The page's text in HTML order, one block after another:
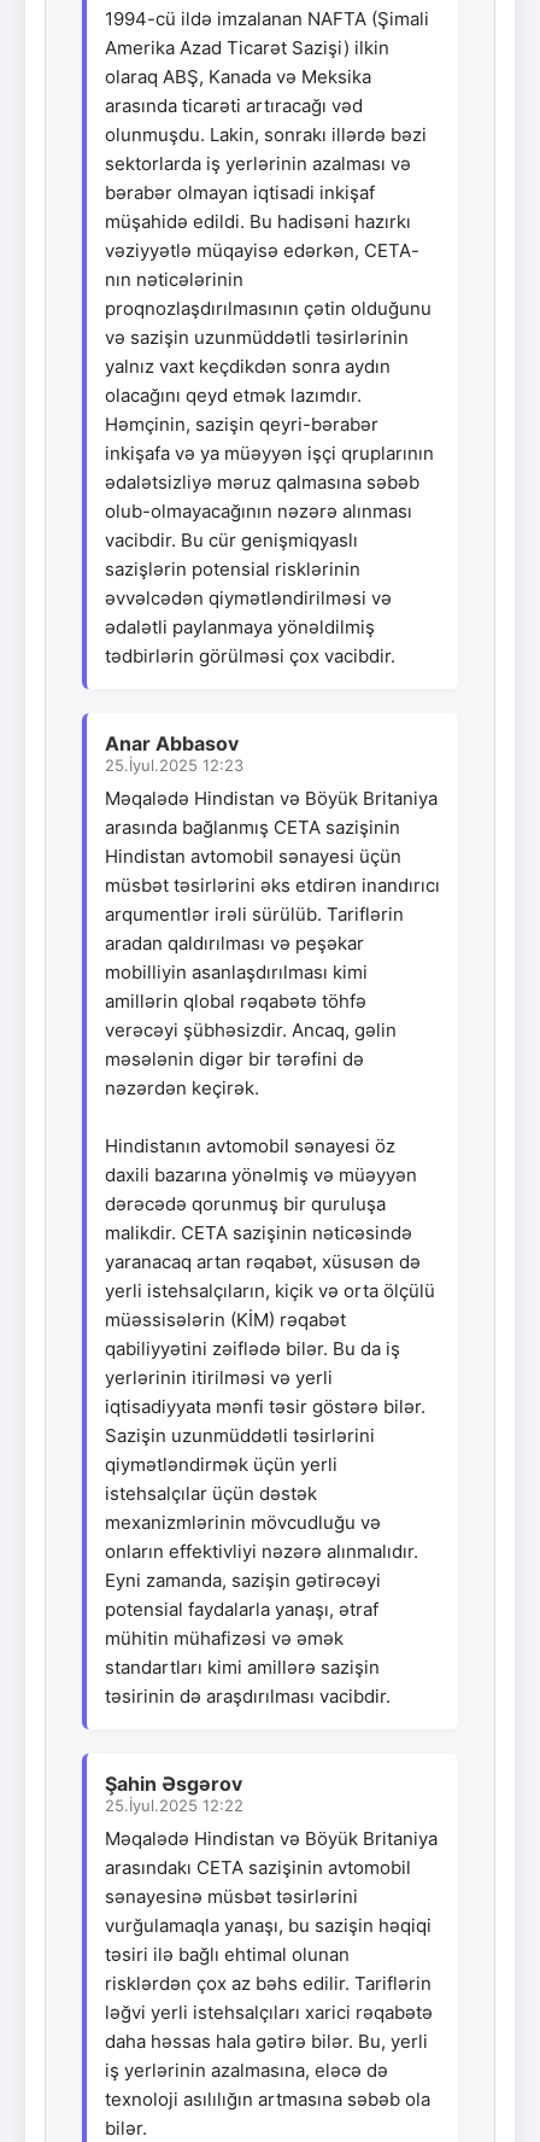
1994-cü ildə imzalanan NAFTA (Şimali
Amerika Azad Ticarət Sazişi) ilkin
olaraq ABŞ, Kanada və Meksika
arasında ticarəti artıracağı vəd
olunmuşdu. Lakin, sonrakı illərdə bəzi
sektorlarda iş yerlərinin azalması və
bərabər olmayan iqtisadi inkişaf
müşahidə edildi. Bu hadisəni hazırkı
vəziyyətlə müqayisə edərkən, CETA-
nın nəticələrinin
proqnozlaşdırılmasının çətin olduğunu
və sazişin uzunmüddətli təsirlərinin
yalnız vaxt keçdikdən sonra aydın
olacağını qeyd etmək lazımdır.
Həmçinin, sazişin qeyri-bərabər
inkişafa və ya müəyyən işçi qruplarının
ədalətsizliyə məruz qalmasına səbəb
olub-olmayacağının nəzərə alınması
vacibdir. Bu cür genişmiqyaslı
sazişlərin potensial risklərinin
əvvəlcədən qiymətləndirilməsi və
ədalətli paylanmaya yönəldilmiş
tədbirlərin görülməsi çox vacibdir.
Anar Abbasov
25.İyul.2025 12:23
Məqalədə Hindistan və Böyük Britaniya
arasında bağlanmış CETA sazişinin
Hindistan avtomobil sənayesi üçün
müsbət təsirlərini əks etdirən inandırıcı
arqumentlər irəli sürülüb. Tariflərin
aradan qaldırılması və peşəkar
mobilliyin asanlaşdırılması kimi
amillərin qlobal rəqabətə töhfə
verəcəyi şübhəsizdir. Ancaq, gəlin
məsələnin digər bir tərəfini də
nəzərdən keçirək.
Hindistanın avtomobil sənayesi öz
daxili bazarına yönəlmiş və müəyyən
dərəcədə qorunmuş bir quruluşa
malikdir. CETA sazişinin nəticəsində
yaranacaq artan rəqabət, xüsusən də
yerli istehsalçıların, kiçik və orta ölçülü
müəssisələrin (KİM) rəqabət
qabiliyyətini zəiflədə bilər. Bu da iş
yerlərinin itirilməsi və yerli
iqtisadiyyata mənfi təsir göstərə bilər.
Sazişin uzunmüddətli təsirlərini
qiymətləndirmək üçün yerli
istehsalçılar üçün dəstək
mexanizmlərinin mövcudluğu və
onların effektivliyi nəzərə alınmalıdır.
Eyni zamanda, sazişin gətirəcəyi
potensial faydalarla yanaşı, ətraf
mühitin mühafizəsi və əmək
standartları kimi amillərə sazişin
təsirinin də araşdırılması vacibdir.
Şahin Əsgərov
25.İyul.2025 12:22
Məqalədə Hindistan və Böyük Britaniya
arasındakı CETA sazişinin avtomobil
sənayesinə müsbət təsirlərini
vurğulamaqla yanaşı, bu sazişin həqiqi
təsiri ilə bağlı ehtimal olunan
risklərdən çox az bəhs edilir. Tariflərin
ləğvi yerli istehsalçıları xarici rəqabətə
daha həssas hala gətirə bilər. Bu, yerli
iş yerlərinin azalmasına, eləcə də
texnoloji asılılığın artmasına səbəb ola
bilər.